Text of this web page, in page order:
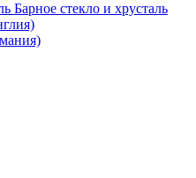
Барное стекло и хрусталь